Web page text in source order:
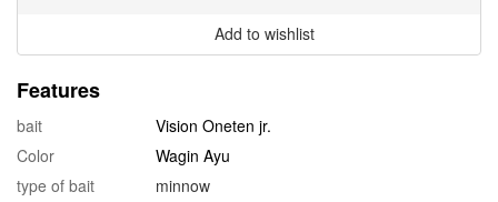
Add to wishlist
Features
bait
Vision Oneten jr.
Color
Wagin Ayu
type of bait
minnow